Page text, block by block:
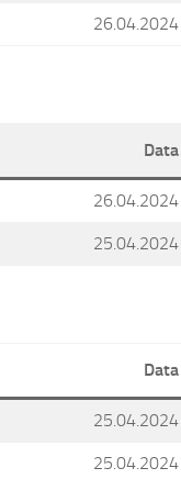
26.04.2024
Data
26.04.2024
25.04.2024
Data
25.04.2024
25.04.2024